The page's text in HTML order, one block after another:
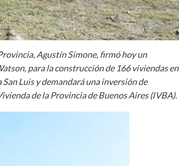
Agustín Simone, firmó hoy un
para la construcción de 166 viviendas en
Luis y demandará una inversión de
de la Provincia de Buenos Aires (IVBA).